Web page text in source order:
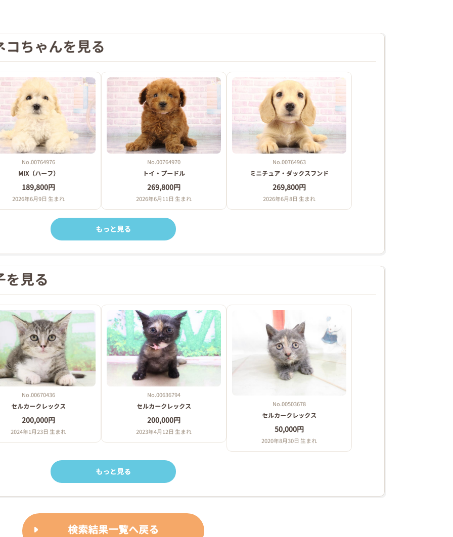
ちゃんを見る
No.00764976
MIX（ハーフ）
189,800円
2026年6月9日 生まれ
No.00764970
トイ・プードル
269,800円
2026年6月11日 生まれ
No.00764963
ミニチュア・ダックスフンド
269,800円
2026年6月8日 生まれ
もっと見る
を見る
No.00670436
セルカークレックス
200,000円
2024年1月23日 生まれ
No.00636794
セルカークレックス
200,000円
2023年4月12日 生まれ
No.00503678
セルカークレックス
50,000円
2020年8月30日 生まれ
もっと見る
検索結果一覧へ戻る